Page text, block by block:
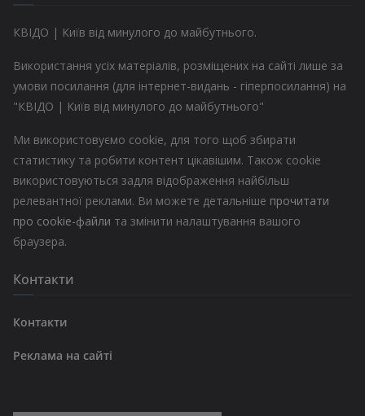
КВІДО | Київ від минулого до майбутнього.
Використання усіх матеріалів, розміщених на сайті лише за
умови посилання (для інтернет-видань - гіперпосилання) на
"КВІДО | Київ від минулого до майбутнього"
Ми використовуємо cookie, для того щоб збирати
статистику та робити контент цікавішим. Також cookie
використовуються задля відображення найбільш
релевантної реклами. Ви можете детальніше прочитати
про cookie-файли та змінити налаштування вашого
браузера.
Контакти
Контакти
Реклама на сайті